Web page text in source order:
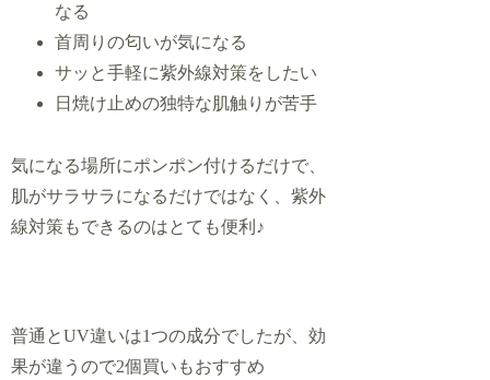
なる
首周りの匂いが気になる
サッと手軽に紫外線対策をしたい
日焼け止めの独特な肌触りが苦手
気になる場所にポンポン付けるだけで、
肌がサラサラになるだけではなく、紫外
線対策もできるのはとても便利♪
普通とUV違いは1つの成分でしたが、効
果が違うので2個買いもおすすめ